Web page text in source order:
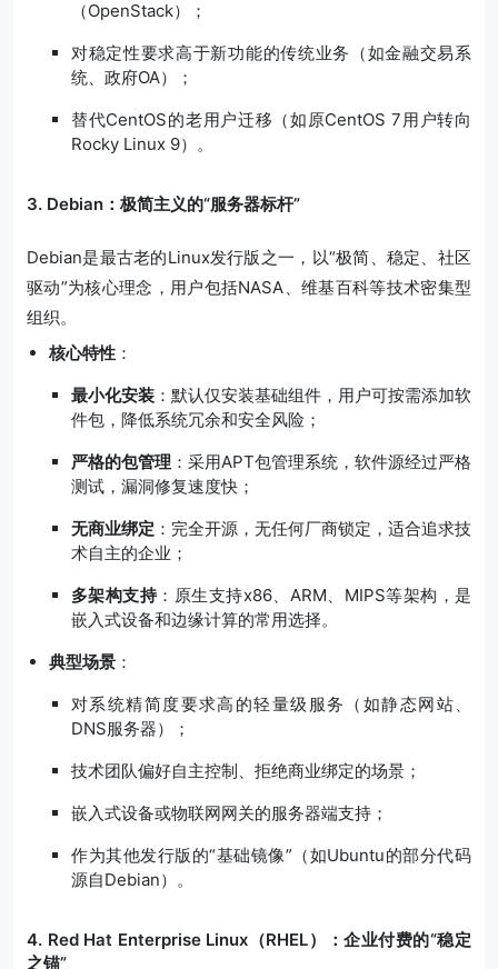
（OpenStack）；
对稳定性要求高于新功能的传统业务（如金融交易系
统、政府OA）；
替代CentOS的老用户迁移（如原CentOS 7用户转向
Rocky Linux 9）。
3. Debian：极简主义的“服务器标杆”
Debian是最古老的Linux发行版之一，以“极简、稳定、社区
驱动”为核心理念，用户包括NASA、维基百科等技术密集型
组织。
核心特性 ：
最小化安装 ：默认仅安装基础组件，用户可按需添加软
件包，降低系统冗余和安全风险；
严格的包管理 ：采用APT包管理系统，软件源经过严格
测试，漏洞修复速度快；
无商业绑定 ：完全开源，无任何厂商锁定，适合追求技
术自主的企业；
多架构支持：原生支持x86、ARM、MIPS等架构，是
嵌入式设备和边缘计算的常用选择。
典型场景 ：
对系统精简度要求高的轻量级服务（如静态网站、
DNS服务器）；
技术团队偏好自主控制、拒绝商业绑定的场景；
嵌入式设备或物联网网关的服务器端支持；
作为其他发行版的“基础镜像”（如Ubuntu的部分代码
源自Debian）。
4. Red Hat Enterprise Linux（RHEL）：企业付费的“稳定
之锚”